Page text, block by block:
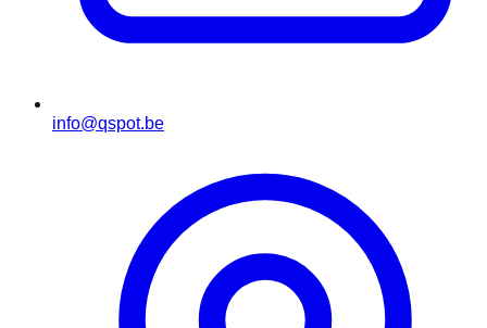
info@qspot.be